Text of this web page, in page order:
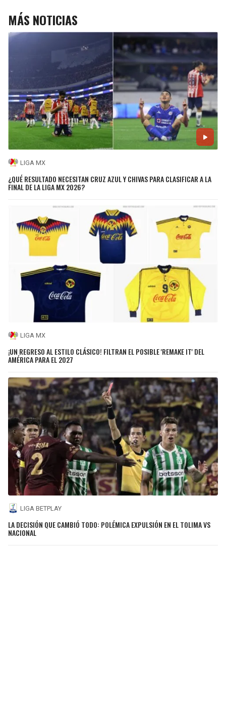
MÁS NOTICIAS
LIGA MX
¿QUÉ RESULTADO NECESITAN CRUZ AZUL Y CHIVAS PARA CLASIFICAR A LA
FINAL DE LA LIGA MX 2026?
LIGA MX
¡UN REGRESO AL ESTILO CLÁSICO! FILTRAN EL POSIBLE 'REMAKE IT' DEL
AMÉRICA PARA EL 2027
LIGA BETPLAY
LA DECISIÓN QUE CAMBIÓ TODO: POLÉMICA EXPULSIÓN EN EL TOLIMA VS
NACIONAL